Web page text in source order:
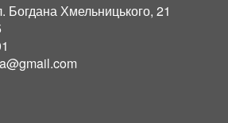
Богдана Хмельницького, 21